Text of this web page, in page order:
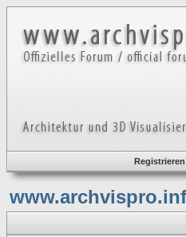
Registrieren